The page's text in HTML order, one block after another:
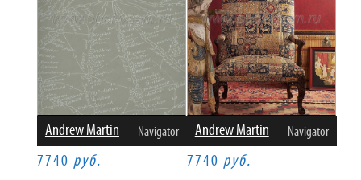
Andrew Martin Navigator
7740 руб.
Andrew Martin Navigator
7740 руб.